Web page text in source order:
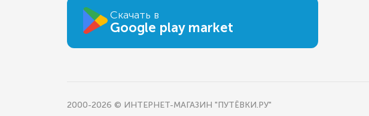
Скачать в
Google play market
2000-2026 © ИНТЕРНЕТ-МАГАЗИН "ПУТЁВКИ.РУ"